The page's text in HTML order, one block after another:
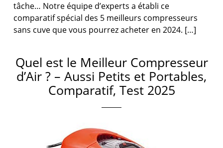
tâche… Notre équipe d’experts a établi ce
comparatif spécial des 5 meilleurs compresseurs
sans cuve que vous pourrez acheter en 2024. […]
Quel est le Meilleur Compresseur
d’Air ? – Aussi Petits et Portables,
Comparatif, Test 2025